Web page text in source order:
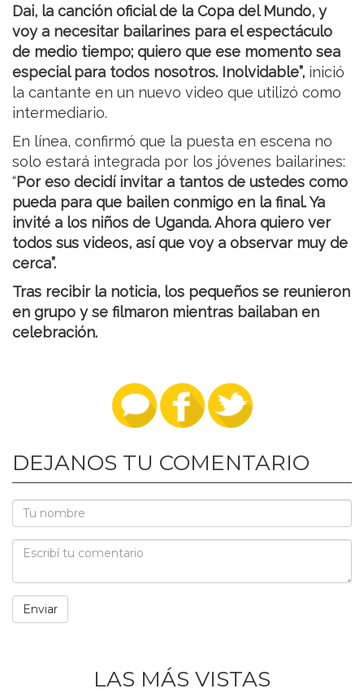
Dai, la canción oficial de la Copa del Mundo, y
voy a necesitar bailarines para el espectáculo
de medio tiempo; quiero que ese momento sea
especial para todos nosotros. Inolvidable”, inició
la cantante en un nuevo video que utilizó como
intermediario.
En línea, confirmó que la puesta en escena no
solo estará integrada por los jóvenes bailarines:
“Por eso decidí invitar a tantos de ustedes como
pueda para que bailen conmigo en la final. Ya
invité a los niños de Uganda. Ahora quiero ver
todos sus videos, así que voy a observar muy de
cerca”.
Tras recibir la noticia, los pequeños se reunieron
en grupo y se filmaron mientras bailaban en
celebración.
DEJANOS TU COMENTARIO
LAS MÁS VISTAS